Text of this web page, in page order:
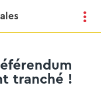
tranché !